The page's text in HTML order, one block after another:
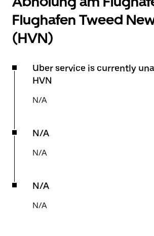
Flughafen Tweed
(HVN)
Uber service is currently
HVN
N/A
N/A
N/A
N/A
N/A